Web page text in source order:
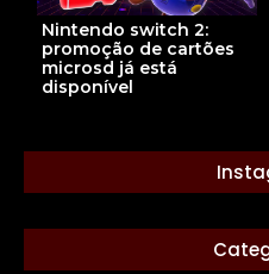
Nintendo switch 2:
promoção de cartões
microsd já está
disponível